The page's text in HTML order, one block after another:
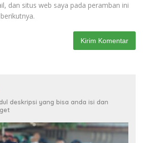
dan situs web saya pada peramban ini
deskripsi yang bisa anda isi dan